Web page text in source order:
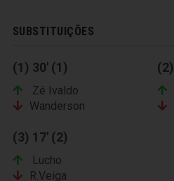
SUBSTITUIÇÕES
(1) 30' (1)
Zé Ivaldo
Wanderson
(3) 17' (2)
Lucho
R.Veiga